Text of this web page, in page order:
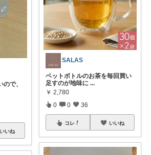
で、
いいね
SALAS
ペットボトルのお茶を毎回買い
足すのが地味に ...
￥ 2,780
0 0 36
コレ いいね